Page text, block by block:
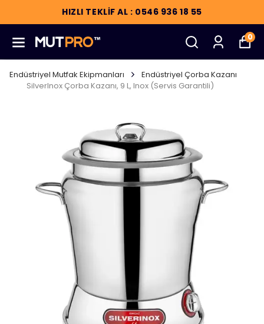
HIZLI TEKLİF AL : 0546 936 18 55
0
Endüstriyel Mutfak Ekipmanları
Endüstriyel Çorba Kazanı
SilverInox Çorba Kazanı, 9 L, Inox (Servis Garantili)